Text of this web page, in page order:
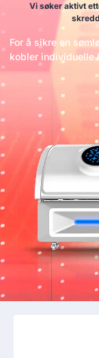
Vi søker aktivt
For å sikre en
kobler individuelle